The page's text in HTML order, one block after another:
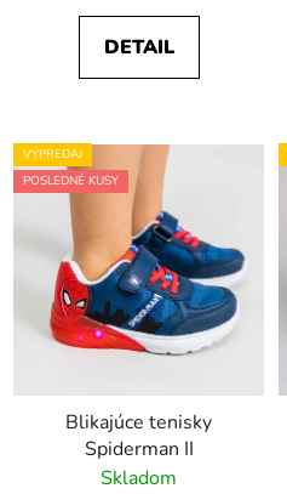
DETAIL
VÝPREDAJ
POSLEDNÉ KUSY
Blikajúce tenisky
Spiderman II
Skladom